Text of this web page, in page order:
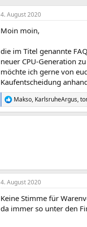
4. August 2020
Moin moin,
die im Titel genannte
neuer CPU-Generation
möchte ich gerne von
Kaufentscheidung
R
e
a
n
Makso, KarlsruheArgus,
4. August 2020
Keine Stimme für
da immer so unter den